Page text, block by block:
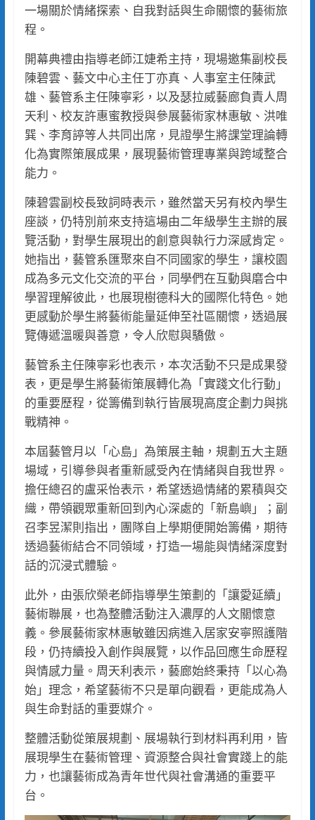
一場關於情緒探索、自我對話與生命關懷的藝術旅
程。
開幕典禮由指導老師江婕希主持，現場邀集副校長
陳碧雲、藝文中心主任丁亦真、人事室主任陳武
雄、藝管系主任陳寧彩，以及瑟拉威藝廊負責人周
天利、校友許惠蜜教授與參展藝術家林惠敏、洪唯
巽、李育諪等人共同出席，見證學生將課堂理論轉
化為實際策展成果，展現藝術管理專業與跨域整合
能力。
陳碧雲副校長致詞時表示，雖然當天另有校內學生
座談，仍特別前來支持這場由二年級學生主辦的展
覽活動，對學生展現出的創意與執行力深感肯定。
她指出，藝管系匯聚來自不同國家的學生，讓校園
成為多元文化交流的平台，同學們在互動與磨合中
學習理解彼此，也展現樹德科大的國際化特色。她
更感動於學生將藝術能量延伸至社區關懷，透過展
覽傳遞溫暖與善意，令人欣慰與驕傲。
藝管系主任陳寧彩也表示，本次活動不只是成果發
表，更是學生將藝術策展轉化為「實踐文化行動」
的重要歷程，從籌備到執行皆展現高度企劃力與挑
戰精神。
本屆藝管月以「心島」為策展主軸，規劃五大主題
場域，引導參與者重新感受內在情緒與自我世界。
擔任總召的盧采怡表示，希望透過情緒的累積與交
織，帶領觀眾重新回到內心深處的「新島嶼」；副
召李昱潔則指出，團隊自上學期便開始籌備，期待
透過藝術結合不同領域，打造一場能與情緒深度對
話的沉浸式體驗。
此外，由張欣榮老師指導學生策劃的「讓愛延續」
藝術聯展，也為整體活動注入濃厚的人文關懷意
義。參展藝術家林惠敏雖因病進入居家安寧照護階
段，仍持續投入創作與展覽，以作品回應生命歷程
與情感力量。周天利表示，藝廊始終秉持「以心為
始」理念，希望藝術不只是單向觀看，更能成為人
與生命對話的重要媒介。
整體活動從策展規劃、展場執行到材料再利用，皆
展現學生在藝術管理、資源整合與社會實踐上的能
力，也讓藝術成為青年世代與社會溝通的重要平
台。